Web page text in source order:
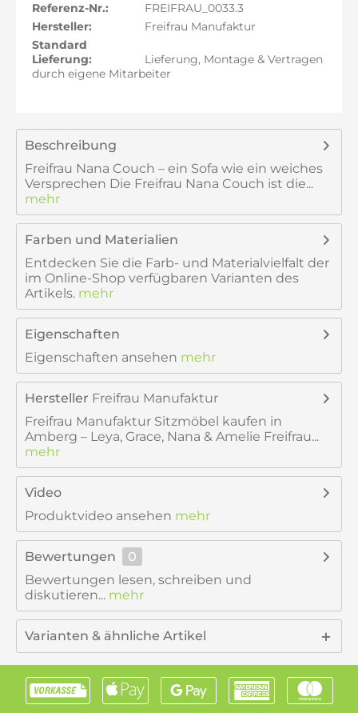
Referenz-Nr.:
FREIFRAU_0033.3
Hersteller:
Freifrau Manufaktur
Standard
Lieferung:
Lieferung, Montage & Vertragen
durch eigene Mitarbeiter
Beschreibung
Freifrau Nana Couch – ein Sofa wie ein weiches
Versprechen Die Freifrau Nana Couch ist die...
mehr
Farben und Materialien
Entdecken Sie die Farb- und Materialvielfalt der
im Online-Shop verfügbaren Varianten des
Artikels. mehr
Eigenschaften
Eigenschaften ansehen mehr
Hersteller Freifrau Manufaktur
Freifrau Manufaktur Sitzmöbel kaufen in
Amberg – Leya, Grace, Nana & Amelie Freifrau...
mehr
Video
Produktvideo ansehen mehr
Bewertungen
0
Bewertungen lesen, schreiben und
diskutieren... mehr
Varianten & ähnliche Artikel